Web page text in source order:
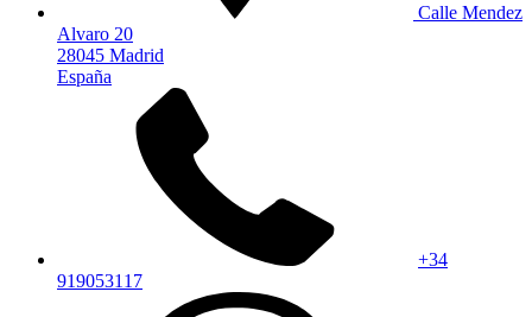
Calle Mendez
Alvaro 20
28045 Madrid
España
+34
919053117